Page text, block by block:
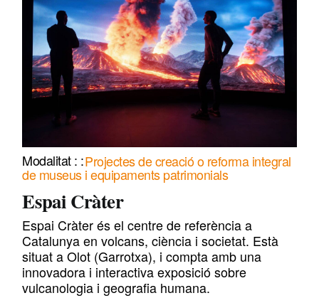
Projectes de creació o reforma integral
de museus i equipaments patrimonials
Espai Cràter
Espai Cràter és el centre de referència a
Catalunya en volcans, ciència i societat. Està
situat a Olot (Garrotxa), i compta amb una
innovadora i interactiva exposició sobre
vulcanologia i geografia humana.